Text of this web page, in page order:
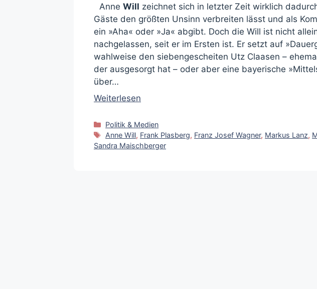
AnneWill zeichnet sich in letzter Zeit wirklich
Gäste den größten Unsinn verbreiten lässt und als
ein »Aha« oder »Ja« abgibt. Doch die Will ist nicht
nachgelassen, seit er im Ersten ist. Er setzt auf
wahlweise den siebengescheiten Utz Claasen –
der ausgesorgt hat – oder aber eine bayerische
über…
Weiterlesen
Kategorien
Politik & Medien
Schlagwörter
Anne Will, Frank Plasberg, Franz Josef Wagner, Markus Lanz,
Sandra Maischberger